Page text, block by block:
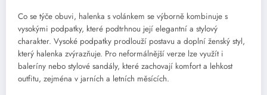
Co se týče obuvi, halenka s volánkem se výborně kombinuje s
vysokými podpatky, které podtrhnou její elegantní a stylový
charakter. Vysoké podpatky prodlouží postavu a doplní ženský styl,
který halenka zvýrazňuje. Pro neformálnější verze lze využít i
baleríny nebo stylové sandály, které zachovají komfort a lehkost
outfitu, zejména v jarních a letních měsících.